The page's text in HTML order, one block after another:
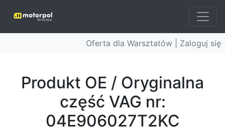
Oferta dla Warsztatów | Zaloguj się
Produkt OE / Oryginalna
część VAG nr:
04E906027T2KC